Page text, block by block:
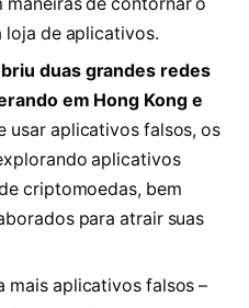
loja de aplicativos.
duas grandes redes
em Hong Kong e
usar aplicativos falsos, os
aplicativos
criptomoedas, bem
para atrair suas
mais aplicativos falsos –